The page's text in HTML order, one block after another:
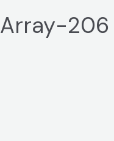
Array-206